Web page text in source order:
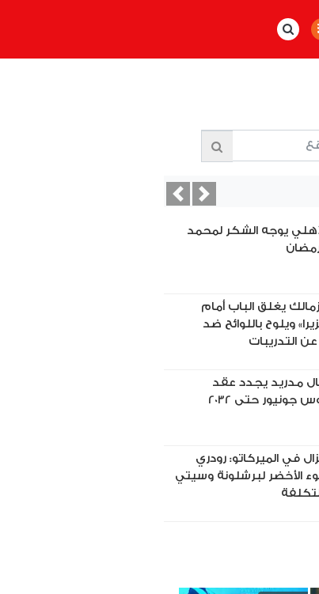
يوجه الشكر لمحمد
يغلق الباب أمام
ويلوح باللوائح ضد
التدريبات
مدريد يجدد عقد
جونيور حتى 2032
في الميركاتو: رودري
الأخضر لبرشلونة وسيتي
PreviousNext